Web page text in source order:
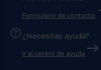
Formulario de contacto
¿Necesitas ayuda?
Ir al centro de ayuda